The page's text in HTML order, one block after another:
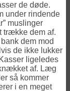
de døde.
under rindende
muslinger
trække dem af.
dem mod
de ikke lukker
ligeledes
af. Læg
så kommer
i en meget